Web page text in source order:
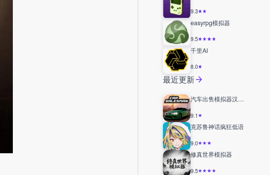
9.3
easyrpg模拟器
9.5
千里AI
8.0
最近更新
汽车出售模拟器汉化版
9.1
克苏鲁神话疯狂低语
9.0
修真世界模拟器
9.5